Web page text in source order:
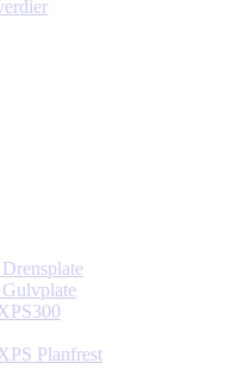
Planfrest